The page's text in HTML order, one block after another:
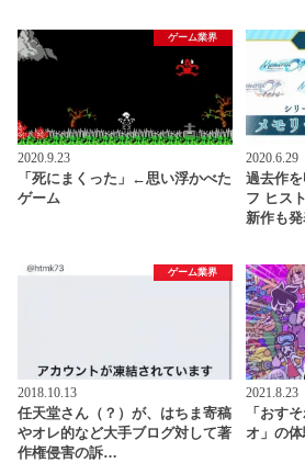
ゲーム業界
2020.9.23
「死にまくった」←思い浮かべた
ゲーム
2020.6.29
過去作
フ ヒス
新作も
ゲーム業界
2018.10.13
任天堂さん（？）が、はちま寄稿
やオレ的など大手ブログ対して著
作権侵害の訴…
2021.8.23
「おす
オ」の